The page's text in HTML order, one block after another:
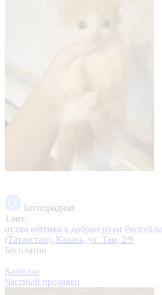
Беспородная
1 мес.
отдам котенка в добрые руки
(Татарстан), Казань, ул. Тан, 2/9
Бесплатно
Камилла
Частный продавец